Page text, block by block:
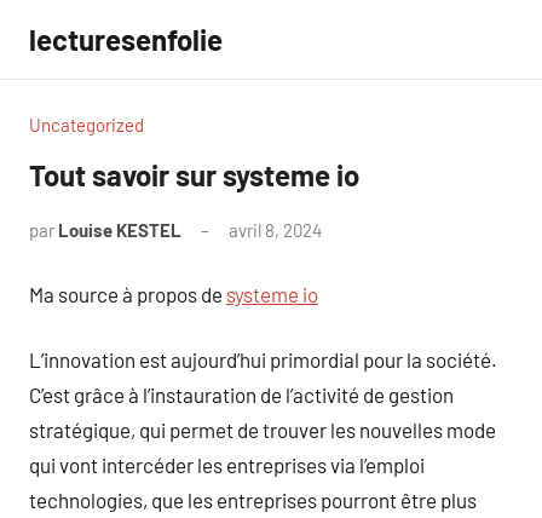
contenu
lecturesenfolie
Uncategorized
Tout savoir sur systeme io
par Louise KESTEL avril 8, 2024
Ma source à propos de systeme io
L’innovation est aujourd’hui primordial pour la société.
C’est grâce à l’instauration de l’activité de gestion
stratégique, qui permet de trouver les nouvelles mode
qui vont intercéder les entreprises via l’emploi
technologies, que les entreprises pourront être plus